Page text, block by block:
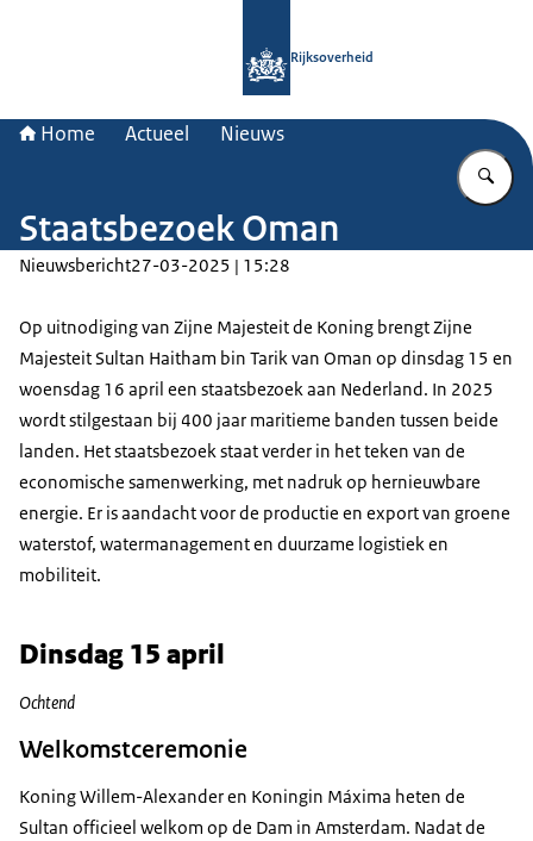
Rijksoverheid
Home Actueel Nieuws
Staatsbezoek Oman
Nieuwsbericht27-03-2025 | 15:28
Op uitnodiging van Zijne Majesteit de Koning brengt Zijne
Majesteit Sultan Haitham bin Tarik van Oman op dinsdag 15 en
woensdag 16 april een staatsbezoek aan Nederland. In 2025
wordt stilgestaan bij 400 jaar maritieme banden tussen beide
landen. Het staatsbezoek staat verder in het teken van de
economische samenwerking, met nadruk op hernieuwbare
energie. Er is aandacht voor de productie en export van groene
waterstof, watermanagement en duurzame logistiek en
mobiliteit.
Dinsdag 15 april
Ochtend
Welkomstceremonie
Koning Willem-Alexander en Koningin Máxima heten de
Sultan officieel welkom op de Dam in Amsterdam. Nadat de